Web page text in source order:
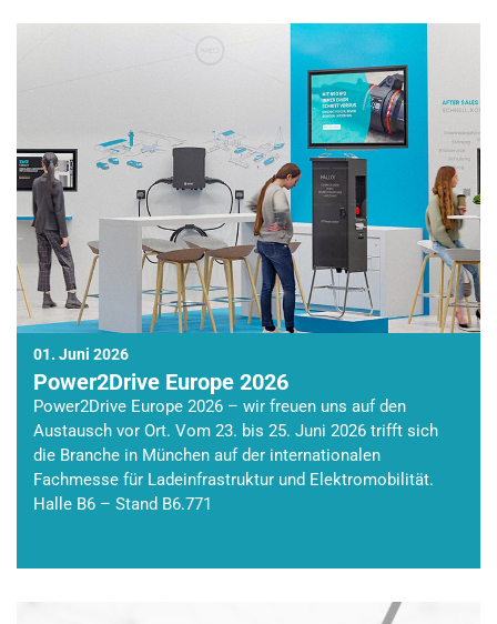
01. Juni 2026
Power2Drive Europe 2026
Power2Drive Europe 2026 – wir freuen uns auf den
Austausch vor Ort. Vom 23. bis 25. Juni 2026 trifft sich
die Branche in München auf der internationalen
Fachmesse für Ladeinfrastruktur und Elektromobilität.
Halle B6 – Stand B6.771